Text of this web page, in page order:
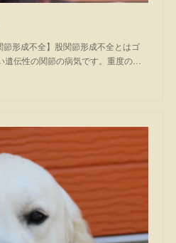
形成不全】股関節形成不全とはゴ
伝性の関節の病気です。重度の…